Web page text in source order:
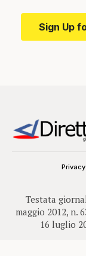
Sign Up
Testata
maggio 2012, n.
16 luglio